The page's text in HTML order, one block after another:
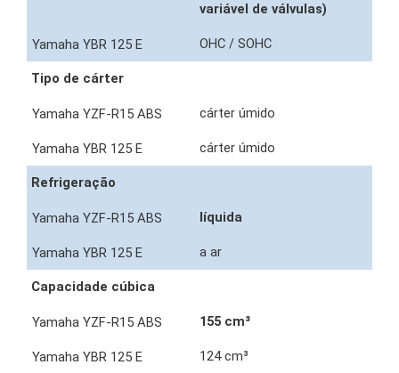
variável de válvulas)
OHC / SOHC
Tipo de cárter
cárter úmido
cárter úmido
Refrigeração
líquida
a ar
Capacidade cúbica
155 cm³
124 cm³